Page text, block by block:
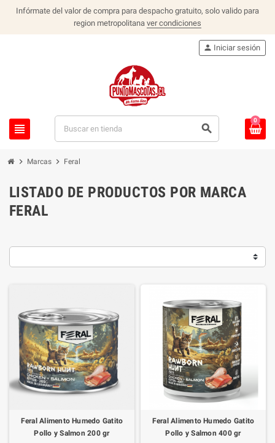
Infórmate del valor de compra para despacho gratuito, solo valido para
region metropolitana ver condiciones
view_headline search
person Iniciar sesión
0
chevron_right Marcas chevron_right Feral
LISTADO DE PRODUCTOS POR MARCA
FERAL
Feral Alimento Humedo Gatito
Pollo y Salmon 200 gr
Feral Alimento Humedo Gatito
Pollo y Salmon 400 gr